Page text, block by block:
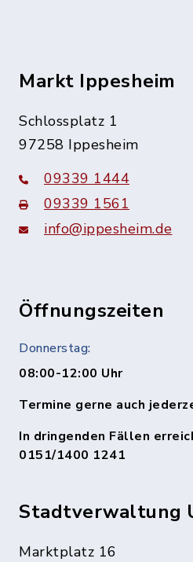
Markt Ippesheim
Schlossplatz 1
97258 Ippesheim
09339 1444
09339 1561
info@ippesheim.de
Öffnungszeiten
Donnerstag:
08:00-12:00 Uhr
Termine gerne auch
In dringenden Fällen
0151/1400 1241
Stadtverwaltung
Marktplatz 16